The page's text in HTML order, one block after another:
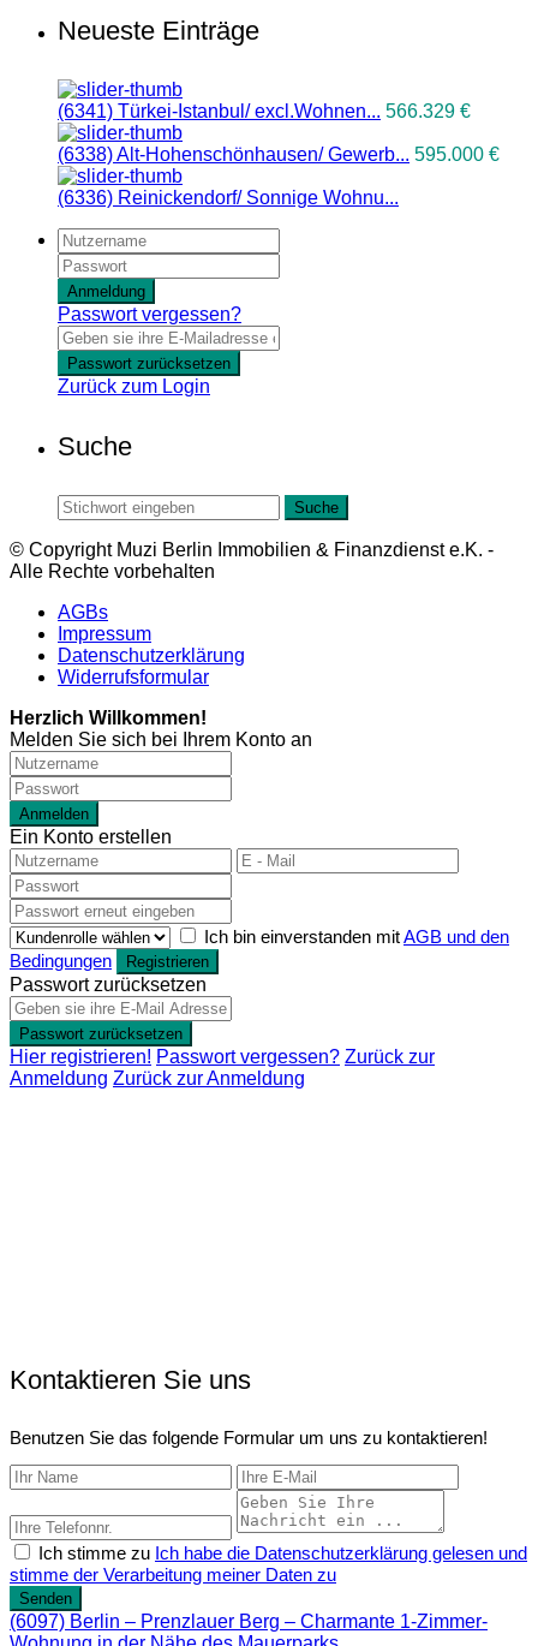
Neueste Einträge
(6341) Türkei-Istanbul/ excl.Wohnen... 566.329 €
(6338) Alt-Hohenschönhausen/ Gewerb... 595.000 €
(6336) Reinickendorf/ Sonnige Wohnu...
Anmeldung
Passwort vergessen?
Passwort zurücksetzen
Zurück zum Login
Suche
Suche
© Copyright Muzi Berlin Immobilien & Finanzdienst e.K. -
Alle Rechte vorbehalten
AGBs
Impressum
Datenschutzerklärung
Widerrufsformular
Herzlich Willkommen!
Melden Sie sich bei Ihrem Konto an
Anmelden
Ein Konto erstellen
Ich bin einverstanden mitAGB und den
Bedingungen
Registrieren
Passwort zurücksetzen
Passwort zurücksetzen
Hier registrieren! Passwort vergessen? Zurück zur
Anmeldung Zurück zur Anmeldung
Kontaktieren Sie uns
Benutzen Sie das folgende Formular um uns zu kontaktieren!
Ich stimme zu Ich habe die Datenschutzerklärung gelesen und
stimme der Verarbeitung meiner Daten zu
Senden
(6097) Berlin – Prenzlauer Berg – Charmante 1-Zimmer-